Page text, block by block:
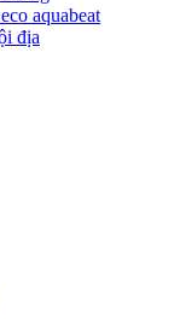
aquabeat
địa